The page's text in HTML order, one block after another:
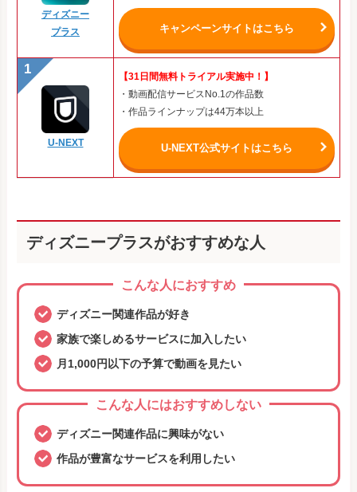
ディズニー
プラス
キャンペーンサイトはこちら
U-NEXT
【31日間無料トライアル実施中！】
・動画配信サービスNo.1の作品数
・作品ラインナップは44万本以上
U-NEXT公式サイトはこちら
ディズニープラスがおすすめな人
こんな人におすすめ
ディズニー関連作品が好き
家族で楽しめるサービスに加入したい
月1,000円以下の予算で動画を見たい
こんな人にはおすすめしない
ディズニー関連作品に興味がない
作品が豊富なサービスを利用したい